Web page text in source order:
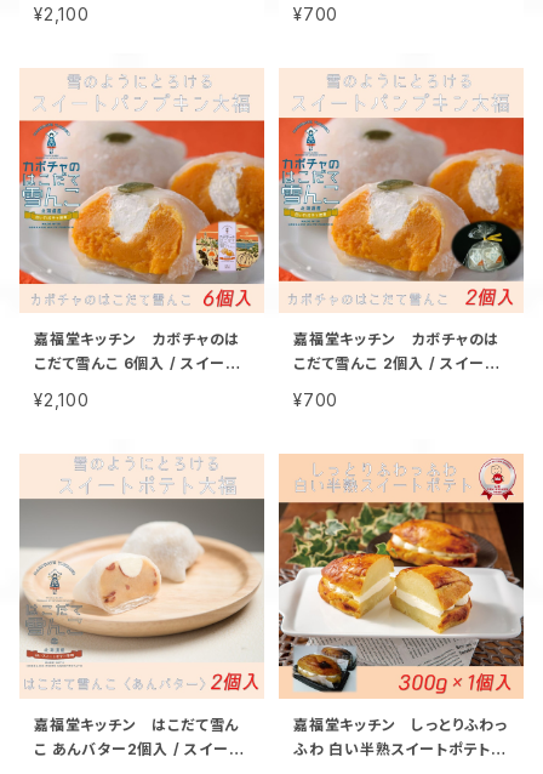
り スイーツ 取り寄せ 人気 菓子
¥2,100
作り スイーツ 取り寄せ 人気 菓
¥700
嘉福堂キッチン カボチャのは
こだて雪んこ 6個入 / スイート
館 手作り スイーツ 取り寄せ 人
¥2,100
嘉福堂キッチン カボチャのは
こだて雪んこ 2個入 / スイート
館 手作り スイーツ 取り寄せ 人
¥700
嘉福堂キッチン はこだて雪ん
こ あんバター2個入 / スイート
嘉福堂キッチン しっとりふわっ
ふわ 白い半熟スイートポテト3